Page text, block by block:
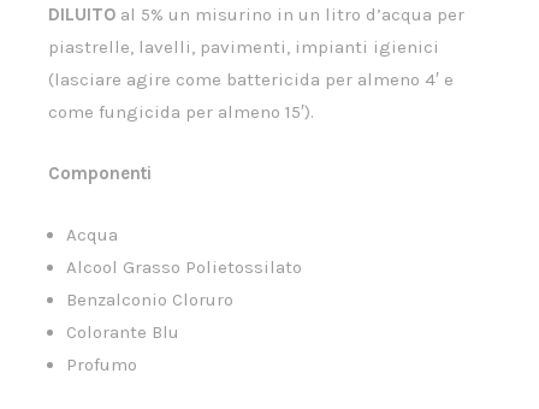
DILUITO al 5% un misurino in un litro d’acqua per
piastrelle, lavelli, pavimenti, impianti igienici
(lasciare agire come battericida per almeno 4′ e
come fungicida per almeno 15′).
Componenti
Acqua
Alcool Grasso Polietossilato
Benzalconio Cloruro
Colorante Blu
Profumo